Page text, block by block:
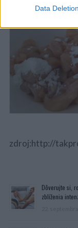
Data Deletion
zdroj:http://
Dôverujte si,
zblíženia